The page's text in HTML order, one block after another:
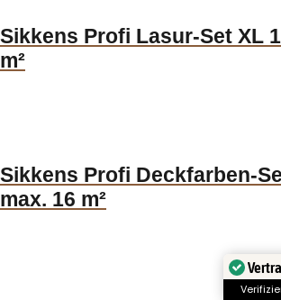
Sikkens Profi Lasur-Set XL
m²
Sikkens Profi Deckfarben-
max. 16 m²